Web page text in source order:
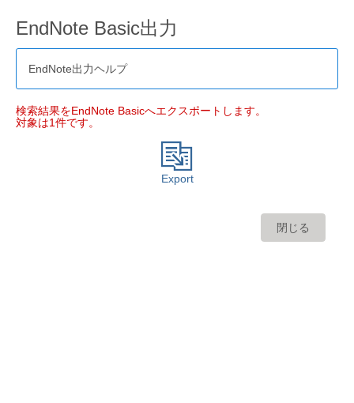
EndNote Basic出力
EndNote出力ヘルプ
検索結果をEndNote Basicへエクスポートします。
対象は1件です。
Export